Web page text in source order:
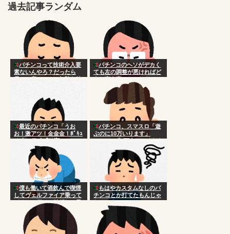
過去記事ランダム
パチンコって技術介入要
素ないんやろ？だったら
長々と座ってるの無駄な時
パチンコのヘソがデカく
ても左の調整が悪ければど
うと言う事はねんだよ
最近のパチンコ「うお
お！激アツ！金金金！ﾎﾟｷｭ
ｰﾝ！」ワイ「確変か？」
パチンコ、スマスロ「遊
ぶのに10万いります」
Switch2「5万出してくれた
らずっと遊べます」
僕も働いて酒飲んで喫煙
してヴェルファイア乗って
パチンコ行って結婚して子
供いて家建てて親孝行した
かった
もはやカスタムなしのパ
チンコとか打てたもんじゃ
ないのよ